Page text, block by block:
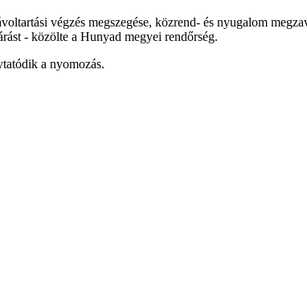
végzés megszegése, közrend- és nyugalom
- közölte a Hunyad megyei rendőrség.
a nyomozás.